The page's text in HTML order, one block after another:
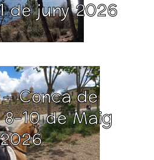
de juny 2026
Conca de
10 de Maig
2026